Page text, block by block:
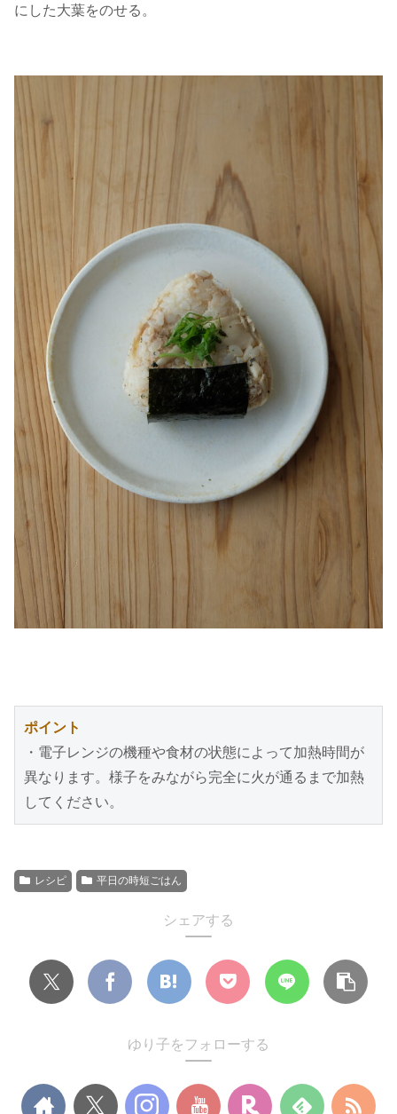
にした大葉をのせる。
ポイント
・電子レンジの機種や食材の状態によって加熱時間が
異なります。様子をみながら完全に火が通るまで加熱
してください。
レシピ 平日の時短ごはん
シェアする
ゆり子をフォローする